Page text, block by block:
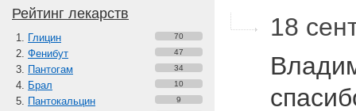
Рейтинг лекарств
Глицин 70
Фенибут 47
Пантогам 34
Брал 10
Пантокальцин 9
18